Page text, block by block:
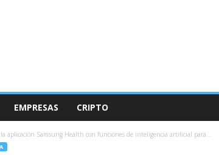
EMPRESAS CRIPTO
aplicación Samsung Health con funciones de inteligencia artificial para...